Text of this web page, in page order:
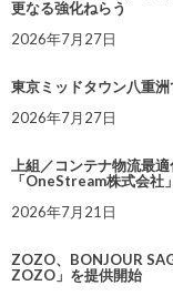
更なる強化ねらう
2026年7月27日
東京ミッドタウン八重
2026年7月27日
上組／コンテナ物流最
「OneStream株式会社
2026年7月21日
ZOZO、BONJOUR
ZOZO」を提供開始